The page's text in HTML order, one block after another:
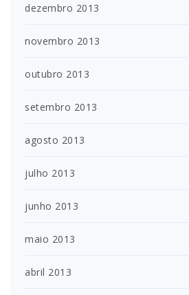
dezembro 2013
novembro 2013
outubro 2013
setembro 2013
agosto 2013
julho 2013
junho 2013
maio 2013
abril 2013